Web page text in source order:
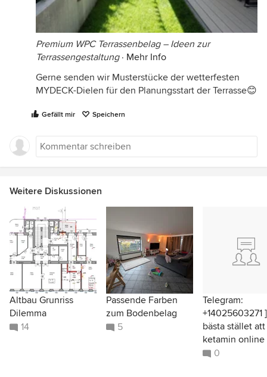
Premium WPC Terrassenbelag – Ideen zur
Terrassengestaltung· Mehr Info
Gerne senden wir Musterstücke der wetterfesten
MYDECK-Dielen für den Planungsstart der Terrasse😊
Gefällt mir Speichern
Weitere Diskussionen
Altbau Grunriss
Dilemma
14
Passende Farben
zum Bodenbelag
5
Telegram:
+14025603271 ]
bästa stället
ketamin online
0